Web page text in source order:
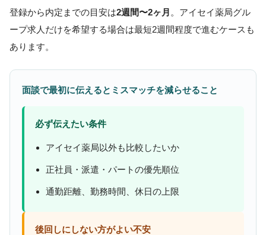
登録から内定までの目安は2週間〜2ヶ月 。アイセイ薬局グル
ープ求人だけを希望する場合は最短2週間程度で進むケースも
あります。
面談で最初に伝えるとミスマッチを減らせること
必ず伝えたい条件
アイセイ薬局以外も比較したいか
正社員・派遣・パートの優先順位
通勤距離、勤務時間、休日の上限
後回しにしない方がよい不安